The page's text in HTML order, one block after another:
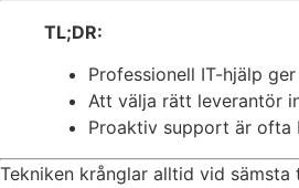
TL;DR:
Professionell IT-hjälp
Att välja rätt leverantör
Proaktiv support är ofta
Tekniken krånglar alltid vid